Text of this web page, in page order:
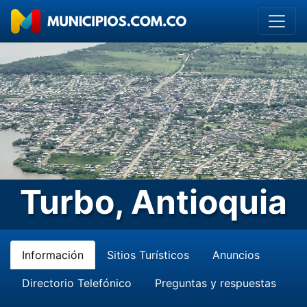
Turbo, Antioquia
Información Sitios Turísticos Anuncios
Directorio Telefónico Preguntas y respuestas